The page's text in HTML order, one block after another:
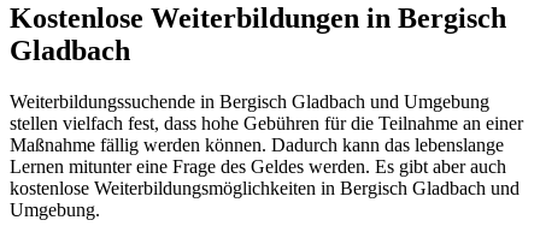
Kostenlose Weiterbildungen in Bergisch
Gladbach
Weiterbildungssuchende in Bergisch Gladbach und Umgebung
stellen vielfach fest, dass hohe Gebühren für die Teilnahme an einer
Maßnahme fällig werden können. Dadurch kann das lebenslange
Lernen mitunter eine Frage des Geldes werden. Es gibt aber auch
kostenlose Weiterbildungsmöglichkeiten in Bergisch Gladbach und
Umgebung.